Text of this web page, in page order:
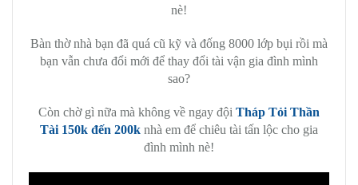
nè!
Bàn thờ nhà bạn đã quá cũ kỹ và đống 8000 lớp bụi rồi mà
bạn vẫn chưa đổi mới để thay đổi tài vận gia đình mình
sao?
Còn chờ gì nữa mà không về ngay đội Tháp Tỏi Thần
Tài 150k đến 200k nhà em để chiêu tài tấn lộc cho gia
đình mình nè!